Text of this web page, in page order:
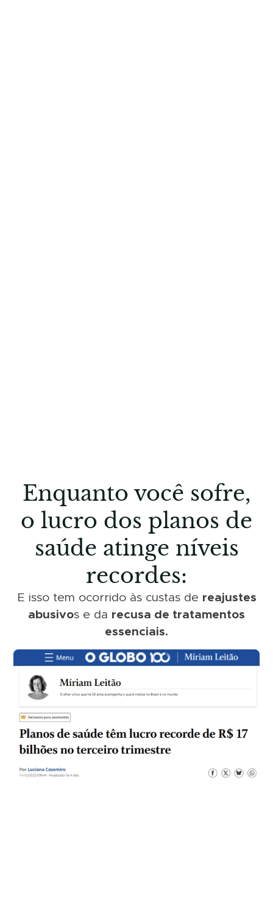
Enquanto você sofre,
o lucro dos planos de
saúde atinge níveis
recordes:
E isso tem ocorrido às custas de reajustes
abusivos e da recusa de tratamentos
essenciais.